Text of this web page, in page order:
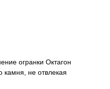
огранки Октагон
камня, не отвлекая